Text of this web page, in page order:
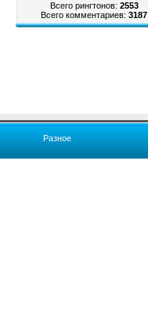
Всего рингтонов: 2553
Всего комментариев: 3187
Разное